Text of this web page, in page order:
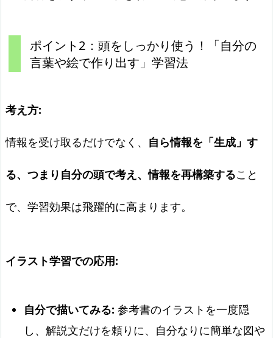
ポイント2：頭をしっかり使う！「自分の
言葉や絵で作り出す」学習法
考え方:
情報を受け取るだけでなく、 自ら情報を「生成」す
る、つまり自分の頭で考え、情報を再構築すること
で、学習効果は飛躍的に高まります。
イラスト学習での応用:
自分で描いてみる: 参考書のイラストを一度隠
し、解説文だけを頼りに、自分なりに簡単な図や